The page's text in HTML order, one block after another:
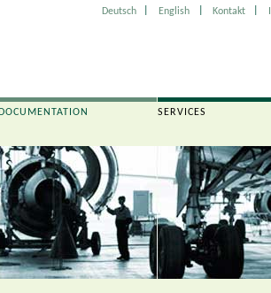
Kontakt
English
Deutsch
DOCUMENTATION SERVICES